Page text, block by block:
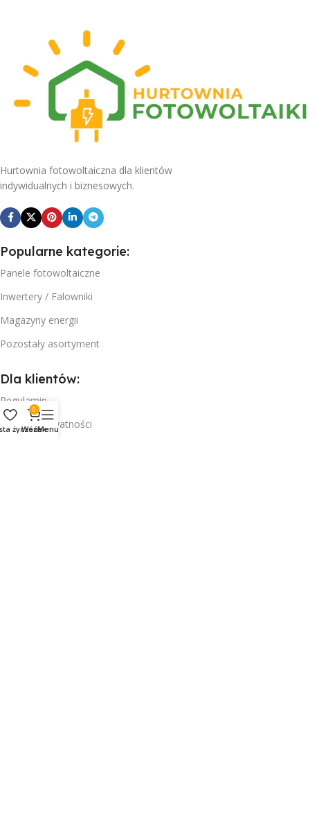
Hurtownia fotowoltaiczna dla klientów
indywidualnych i biznesowych.
Popularne kategorie:
Panele fotowoltaiczne
Inwertery / Falowniki
Magazyny energii
Pozostały asortyment
Dla klientów:
Regulamin
Polityka prywatności
życzeń
0
WózekMenu